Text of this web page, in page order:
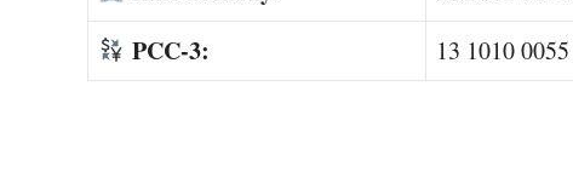
PCC-3: 13 1010